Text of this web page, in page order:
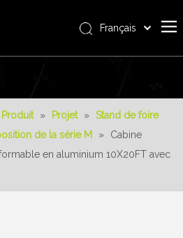
Français
Produit » Projet » Stand de foire
de la série M »
Cabine
en aluminium 10X20FT avec